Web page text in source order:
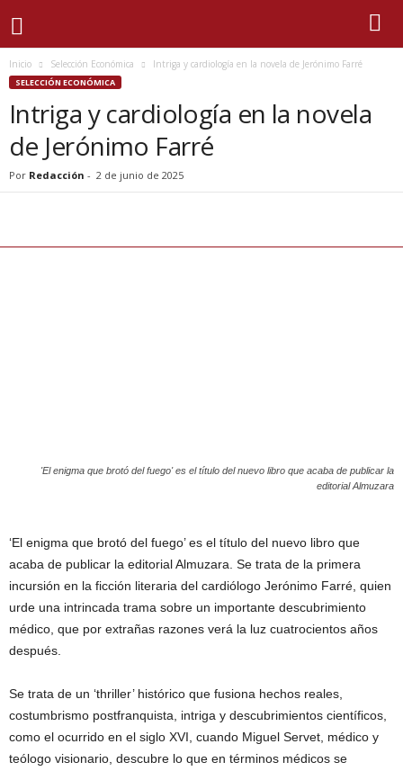
Inicio Selección Económica Intriga y cardiología en la novela de Jerónimo Farré
SELECCIÓN ECONÓMICA
Intriga y cardiología en la novela
de Jerónimo Farré
Por Redacción - 2 de junio de 2025
'El enigma que brotó del fuego' es el título del nuevo libro que acaba de publicar la
editorial Almuzara
‘El enigma que brotó del fuego’ es el título del nuevo libro que
acaba de publicar la editorial Almuzara. Se trata de la primera
incursión en la ficción literaria del cardiólogo Jerónimo Farré, quien
urde una intrincada trama sobre un importante descubrimiento
médico, que por extrañas razones verá la luz cuatrocientos años
después.
Se trata de un ‘thriller’ histórico que fusiona hechos reales,
costumbrismo postfranquista, intriga y descubrimientos científicos,
como el ocurrido en el siglo XVI, cuando Miguel Servet, médico y
teólogo visionario, descubre lo que en términos médicos se